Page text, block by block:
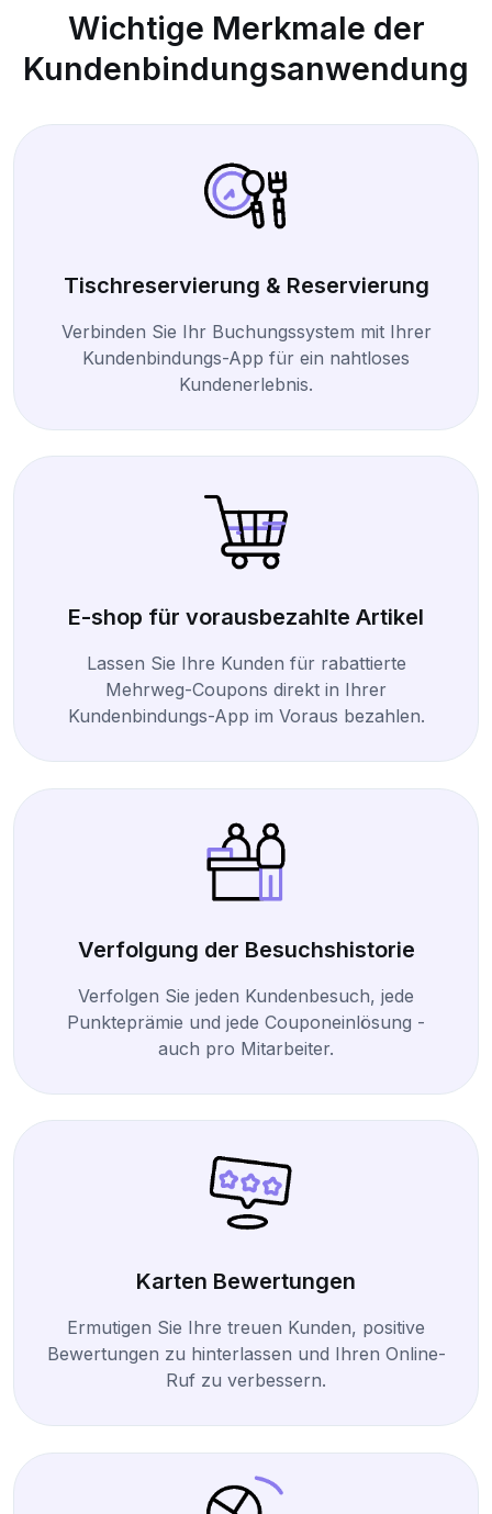
Wichtige Merkmale der
Kundenbindungsanwendung
Tischreservierung & Reservierung
Verbinden Sie Ihr Buchungssystem mit Ihrer
Kundenbindungs-App für ein nahtloses
Kundenerlebnis.
E-shop für vorausbezahlte Artikel
Lassen Sie Ihre Kunden für rabattierte
Mehrweg-Coupons direkt in Ihrer
Kundenbindungs-App im Voraus bezahlen.
Verfolgung der Besuchshistorie
Verfolgen Sie jeden Kundenbesuch, jede
Punkteprämie und jede Couponeinlösung -
auch pro Mitarbeiter.
Karten Bewertungen
Ermutigen Sie Ihre treuen Kunden, positive
Bewertungen zu hinterlassen und Ihren Online-
Ruf zu verbessern.